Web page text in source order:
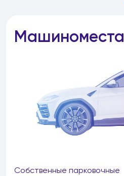
Машиноместа
Собственные парковочные